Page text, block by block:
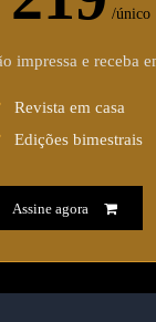
/único
impressa e receba
Revista em casa
Edições bimestrais
Assine agora